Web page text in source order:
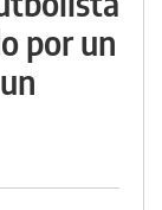
por un